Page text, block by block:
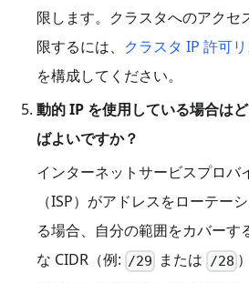
限します。クラスタへのアクセ
限するには、 クラスタ IP 許可リ
を構成してください。
動的 IP を使用している場合は
ばよいですか？
インターネットサービスプロバ
（ISP）がアドレスをローテー
る場合、自分の範囲をカバーす
な CIDR（例: /29 または /28